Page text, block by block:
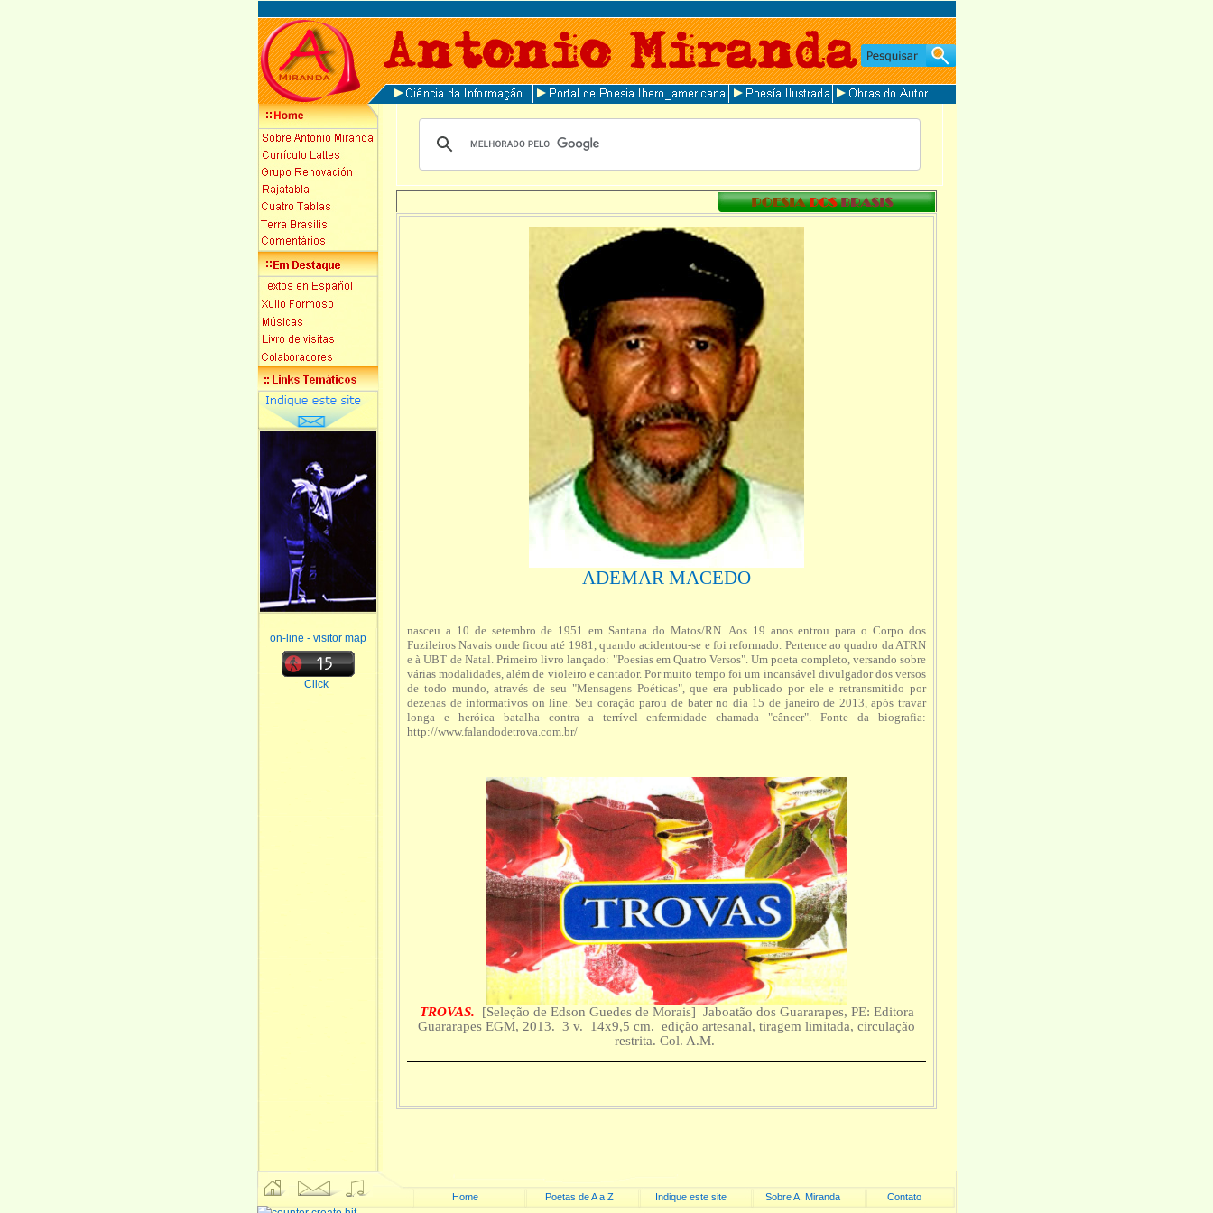
on-line - visitor map
Click
ADEMAR MACEDO
nasceu a 10 de setembro de 1951 em Santana do Matos/RN. Aos 19 anos entrou para o Corpo dos
Fuzileiros Navais onde ficou até 1981, quando acidentou-se e foi reformado. Pertence ao quadro da ATRN
e à UBT de Natal. Primeiro livro lançado: "Poesias em Quatro Versos". Um poeta completo, versando sobre
várias modalidades, além de violeiro e cantador. Por muito tempo foi um incansável divulgador dos versos
de todo mundo, através de seu "Mensagens Poéticas", que era publicado por ele e retransmitido por
dezenas de informativos on line. Seu coração parou de bater no dia 15 de janeiro de 2013, após travar
longa e heróica batalha contra a terrível enfermidade chamada "câncer". Fonte da biografia:
http://www.falandodetrova.com.br/
TROVAS.
[Seleção de Edson Guedes de Morais] Jaboatão dos Guararapes, PE: Editora
Guararapes EGM, 2013. 3 v. 14x9,5 cm. edição artesanal, tiragem limitada, circulação
restrita. Col. A.M.
Home Poetas de A a Z Indique este site Sobre A. Miranda Contato